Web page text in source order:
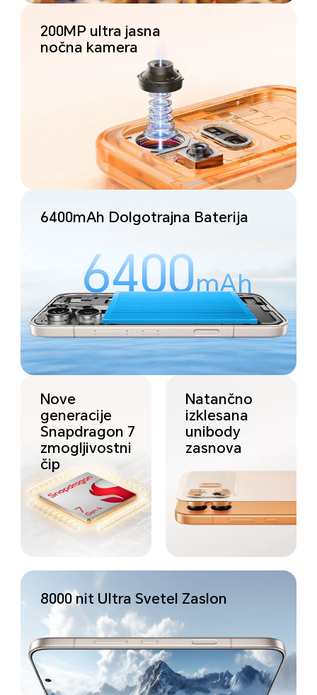
200MP ultra jasna
nočna kamera
6400mAh Dolgotrajna Baterija
6400mAh
Nove
generacije
Snapdragon 7
zmogljivostni
čip
Natančno
izklesana
unibody
zasnova
8000 nit Ultra Svetel Zaslon